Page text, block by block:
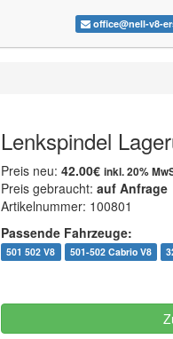
office@nell-v8-
Lenkspindel
Preis neu: 42.00€ inkl. 20%
Preis gebraucht: auf Anfrage
Artikelnummer: 100801
Passende Fahrzeuge:
501 502 V8 501-502 Cabrio V8